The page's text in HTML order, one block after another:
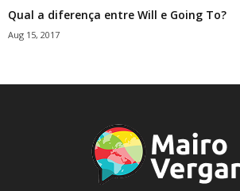
Qual a diferença entre Will e Going To?
Aug 15, 2017